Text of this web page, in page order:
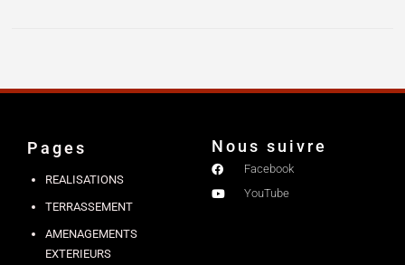
Pages
REALISATIONS
TERRASSEMENT
AMENAGEMENTS
EXTERIEURS
Nous suivre
Facebook
YouTube